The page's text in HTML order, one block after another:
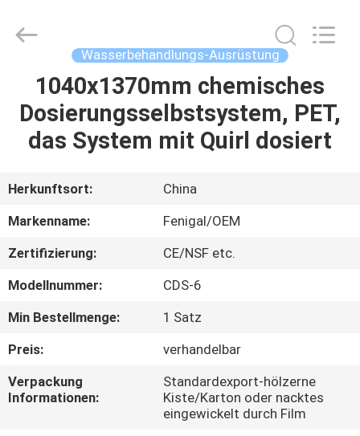
HAUS
PRODUKTE
ÜBER
UNS
FABRIK-
AUSFLUG
QUALITÄTSKONTROLLE
TRETEN
Wasserbehandlungs-Ausrüstung
1040x1370mm chemisches
Dosierungsselbstsystem, PET,
das System mit Quirl dosiert
Herkunftsort:
China
Markenname:
Fenigal/OEM
Zertifizierung:
CE/NSF etc.
Modellnummer:
CDS-6
Min Bestellmenge:
1 Satz
Preis:
verhandelbar
Verpackung
Informationen:
Standardexport-hölzerne
Kiste/Karton oder nacktes
eingewickelt durch Film